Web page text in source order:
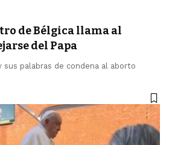
de Bélgica llama al
del Papa
sus palabras de condena al aborto